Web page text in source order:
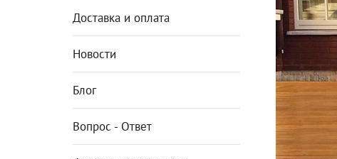
Доставка и оплата
Новости
Блог
Вопрос - Ответ